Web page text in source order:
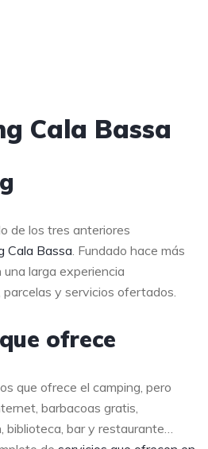
Cala Bassa
de los tres anteriores
Cala Bassa . Fundado hace más
larga experiencia
y servicios ofertados.
ofrece
que ofrece el camping, pero
barbacoas gratis,
biblioteca, bar y restaurante…